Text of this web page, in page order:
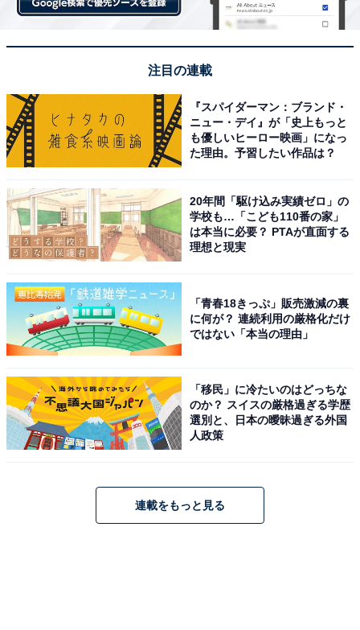
注目の連載
『スパイダーマン：ブランド・
ニュー・デイ』が「史上もっと
も優しいヒーロー映画」になっ
た理由。予習したい作品は？
20年間「駆け込み実績ゼロ」の
学校も…「こども110番の家」
は本当に必要？ PTAが直面する
理想と現実
「青春18きっぷ」販売激減の裏
に何が？ 連続利用の厳格化だけ
ではない「本当の理由」
「移民」に冷たいのはどっちな
のか？ スイスの厳格過ぎる学歴
選別と、日本の曖昧過ぎる外国
人政策
連載をもっと見る